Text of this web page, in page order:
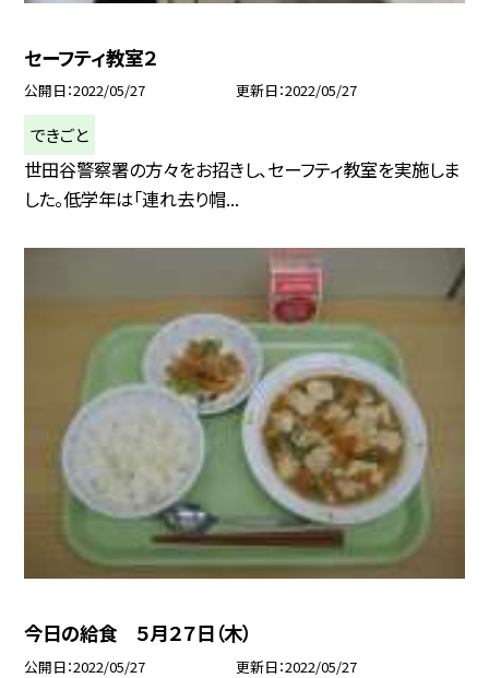
セーフティ教室２
公開日 2022/05/27 更新日 2022/05/27
できごと
世田谷警察署の方々をお招きし、セーフティ教室を実施しま
した。低学年は「連れ去り帽...
今日の給食 ５月２７日（木）
公開日 2022/05/27 更新日 2022/05/27